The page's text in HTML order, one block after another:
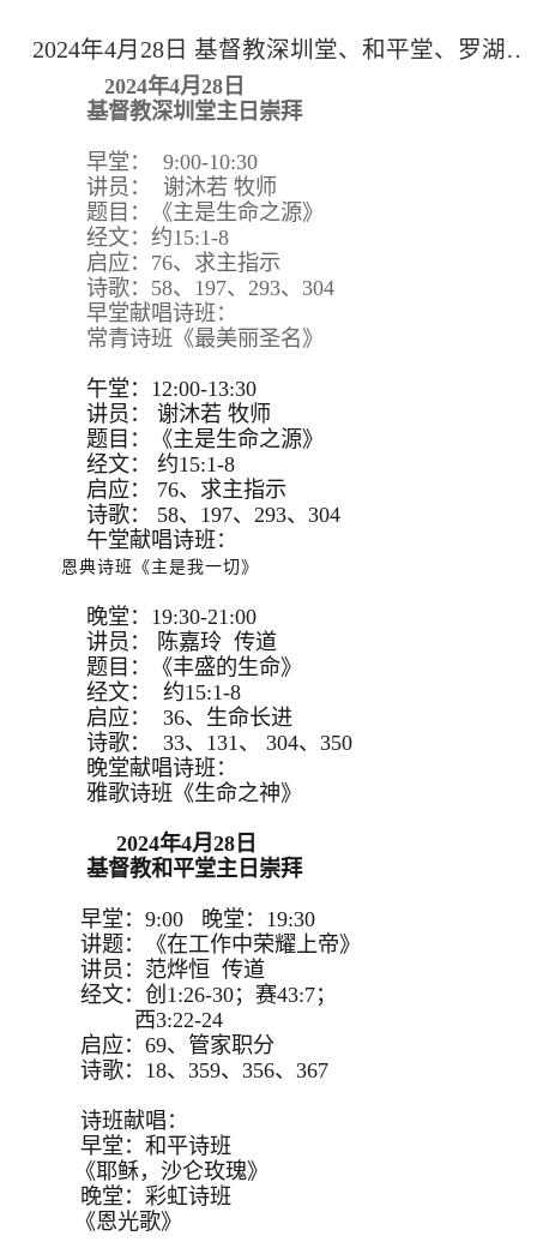
2024年4月28日 基督教深圳堂、和平堂、罗湖堂主日崇拜
2024年4月28日
基督教深圳堂主日崇拜
早堂： 9:00-10:30
讲员： 谢沐若 牧师
题目：《主是生命之源》
经文：约15:1-8
启应：76、求主指示
诗歌：58、197、293、304
早堂献唱诗班：
常青诗班《最美丽圣名》
午堂：12:00-13:30
讲员：
谢沐若 牧师
题目：
《主是生命之源》
经文：
约15:1-8
启应：
76、求主指示
诗歌：
58、197、293、 304
午堂献唱诗班：
恩典诗班《主是我一切》
晚堂：19:30-21:00
讲员： 陈嘉玲 传道
题目：《丰盛的生命》
经文： 约15:1-8
启应： 36、生命长进
诗歌： 33、131、 304、350
晚堂献唱诗班：
雅歌诗班《生命之神》
2024年4月28日
基督教和平堂主日崇拜
早堂：9:00 晚堂：19:30
讲题：《在工作中荣耀上帝》
讲员：范烨恒 传道
经文：创1:26-30；赛43:7；
西3:22-24
启应：69、管家职分
诗歌：18、359、356、367
诗班献唱：
早堂：和平诗班
《耶稣，沙仑玫瑰》
晚堂：彩虹诗班
《恩光歌》